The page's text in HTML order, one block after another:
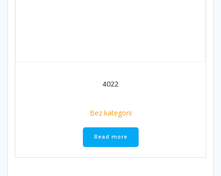
4022
Bez kategorii
Read more